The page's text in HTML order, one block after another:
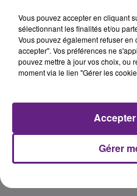
Vous pouvez accepter en cliquant
sélectionnant les finalités et/ou
Vous pouvez également refuser
accepter". Vos préférences ne
pouvez mettre à jour vos choix, ou
moment via le lien "Gérer les
Gérer